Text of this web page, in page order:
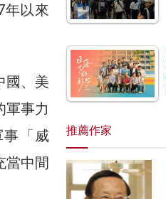
年以來
國、美
軍事力
「威
當中間
推薦作家